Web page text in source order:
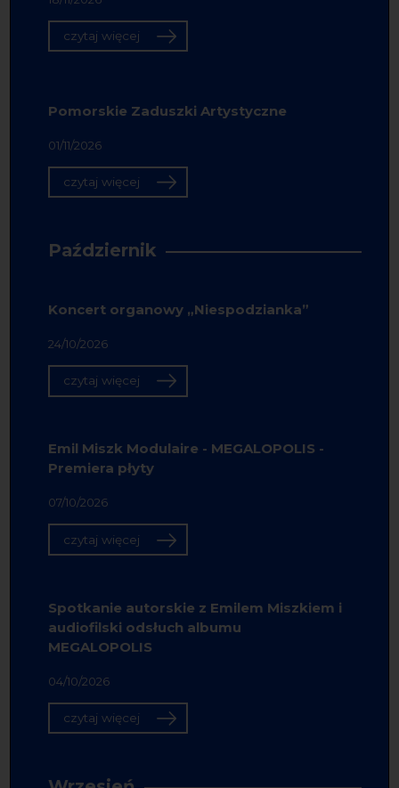
czytaj więcej
Pomorskie Zaduszki Artystyczne
01/11/2026
czytaj więcej
Październik
Koncert organowy „Niespodzianka”
24/10/2026
czytaj więcej
Emil Miszk Modulaire - MEGALOPOLIS -
Premiera płyty
07/10/2026
czytaj więcej
Spotkanie autorskie z Emilem Miszkiem i
audiofilski odsłuch albumu
MEGALOPOLIS
04/10/2026
czytaj więcej